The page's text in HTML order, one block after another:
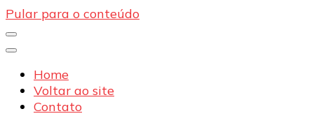
Pular para o conteúdo
Home
Voltar ao site
Contato